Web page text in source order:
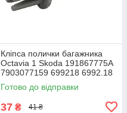
Кліпса полички багажника
Octavia 1 Skoda 191867775A
7903077159 699218 6992.18
Готово до відправки
37 ₴ 41 ₴